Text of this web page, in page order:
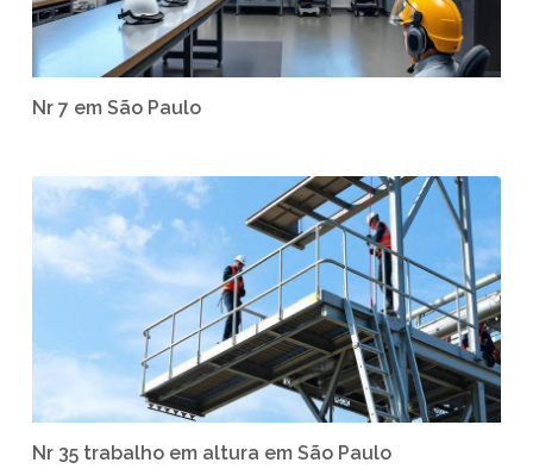
Nr 7 em São Paulo
Nr 35 trabalho em altura em São Paulo